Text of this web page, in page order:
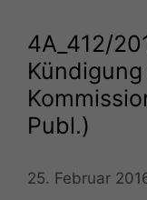
4A_412/
Publ.)
25. Februar